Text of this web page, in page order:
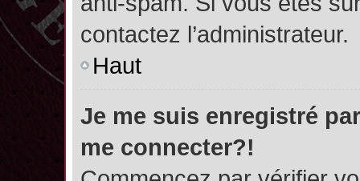
contactez l’administrateur.
Haut
Je me suis enregistré
me connecter?!